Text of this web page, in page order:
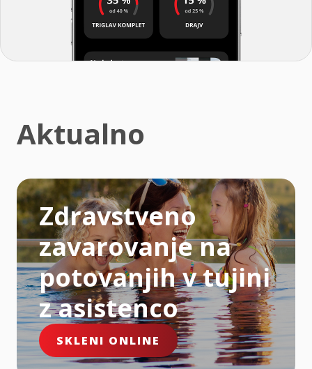
Aktualno
Zdravstveno
zavarovanje na
potovanjih v tujini
z asistenco
SKLENI ONLINE